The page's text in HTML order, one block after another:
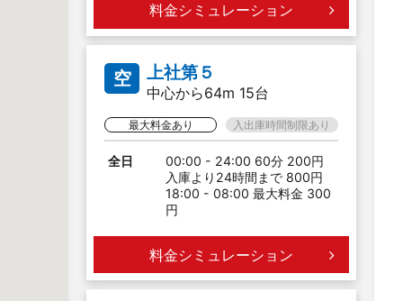
料金シミュレーション
空 上社第５
中心から64m 15台
最大料金あり 入出庫時間制限あり
全日
00:00 - 24:00 60分 200円
入庫より24時間まで 800円
18:00 - 08:00 最大料金 300
円
料金シミュレーション